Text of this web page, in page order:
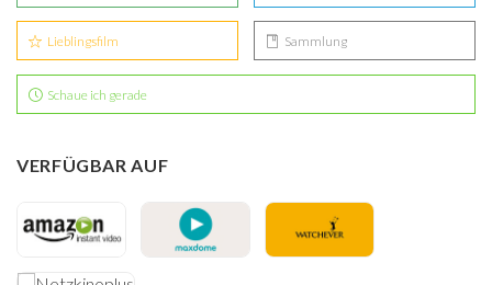
Lieblingsfilm Sammlung
Schaue ich gerade
VERFÜGBAR AUF